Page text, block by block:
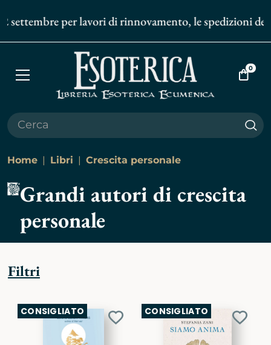
per lavori di rinnovamento, le spedizioni degli ordini
Apri
Vai
0
Home Libri Crescita personale
Grandi autori di crescita
personale
Filtri
CONSIGLIATO
Aggiungi
CONSIGLIATO